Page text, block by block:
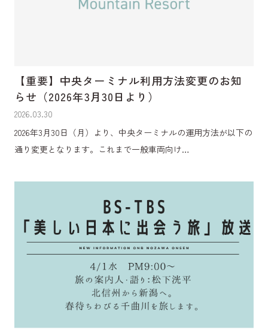
【重要】中央ターミナル利用方法変更のお知
らせ（2026年3月30日より）
2026.03.30
2026年3月30日（月）より、中央ターミナルの運用方法が以下の
通り変更となります。これまで一般車両向け…